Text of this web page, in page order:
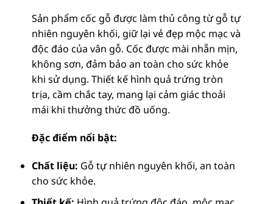
Sản phẩm cốc gỗ được làm thủ công từ gỗ tự
nhiên nguyên khối, giữ lại vẻ đẹp mộc mạc và
độc đáo của vân gỗ. Cốc được mài nhẵn mịn,
không sơn, đảm bảo an toàn cho sức khỏe
khi sử dụng. Thiết kế hình quả trứng tròn
trịa, cầm chắc tay, mang lại cảm giác thoải
mái khi thưởng thức đồ uống.
Đặc điểm nổi bật:
Chất liệu: Gỗ tự nhiên nguyên khối, an toàn
cho sức khỏe.